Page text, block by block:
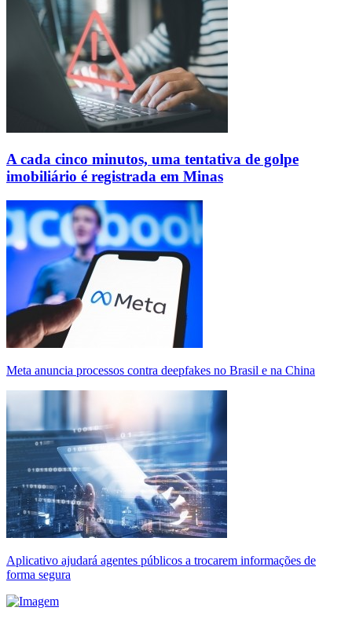
A cada cinco minutos, uma tentativa de golpe
imobiliário é registrada em Minas
Meta anuncia processos contra deepfakes no Brasil e na China
Aplicativo ajudará agentes públicos a trocarem informações de
forma segura